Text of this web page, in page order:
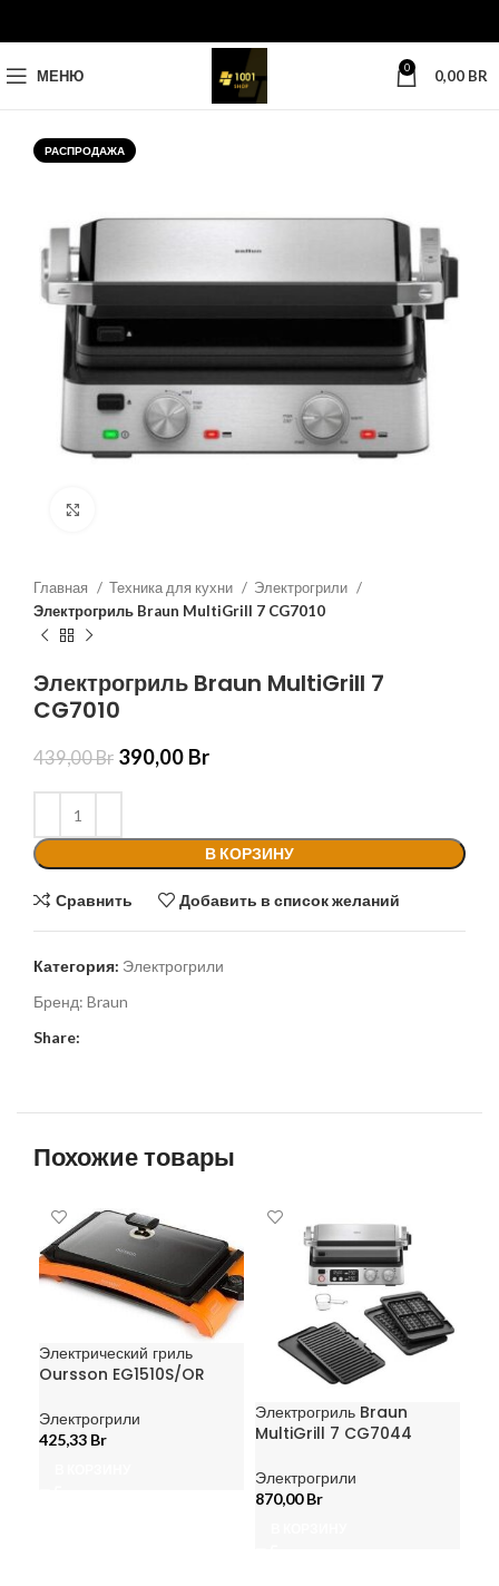
МЕНЮ 0 0,00 BR
РАСПРОДАЖА
Главная Техника для кухни
Электрогрили
Электрогриль Braun MultiGrill 7 CG7010
Электрогриль Braun MultiGrill 7
CG7010
439,00Br 390,00 Br
В КОРЗИНУ
Сравнить Добавить в список желаний
Категория: Электрогрили
Бренд: Braun
Share:
Похожие товары
Электрический гриль
Oursson EG1510S/OR
Электрогрили
425,33 Br
Электрогриль Braun
MultiGrill 7 CG7044
Электрогрили
870,00Br